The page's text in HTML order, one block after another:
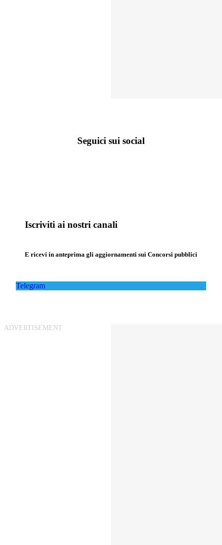
Seguici sui social
Iscriviti ai nostri canali
E ricevi in anteprima gli aggiornamenti sui Concorsi pubblici
Telegram